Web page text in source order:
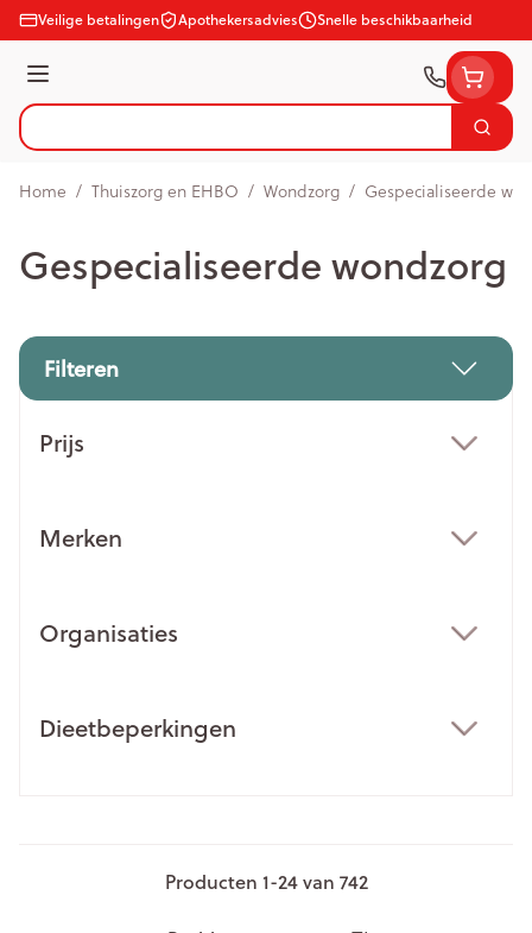
Ga naar de inhoud
Veilige betalingen Apothekersadvies Snelle beschikbaarheid
Menu
Product, merk, categorie...
Zoek
Home / Thuiszorg en EHBO / Wondzorg / Gespecialiseerde
Gespecialiseerde wondzorg
Filteren
Prijs
Merken
Organisaties
Dieetbeperkingen
Producten 1-24van 742